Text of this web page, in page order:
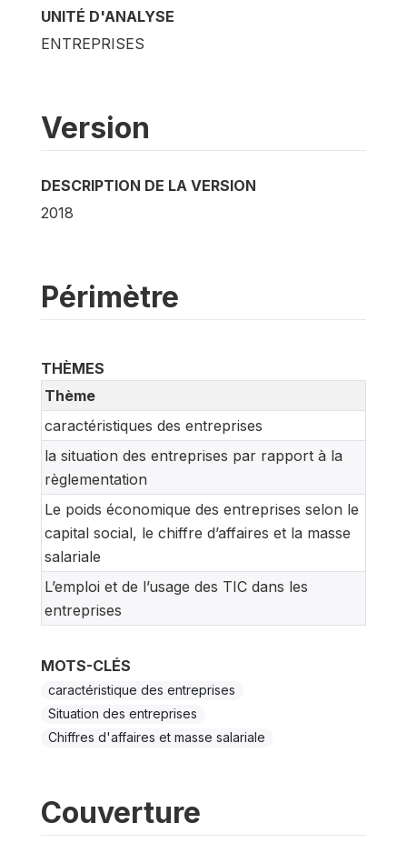
UNITÉ D'ANALYSE
ENTREPRISES
Version
DESCRIPTION DE LA VERSION
2018
Périmètre
THÈMES
Thème
caractéristiques des entreprises
la situation des entreprises par rapport à la
règlementation
Le poids économique des entreprises selon le
capital social, le chiffre d’affaires et la masse
salariale
L’emploi et de l’usage des TIC dans les
entreprises
MOTS-CLÉS
caractéristique des entreprises
Situation des entreprises
Chiffres d'affaires et masse salariale
Couverture